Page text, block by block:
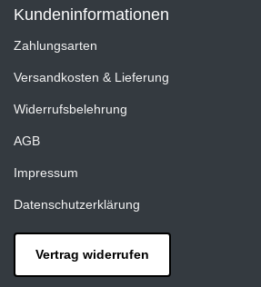
Kundeninformationen
Zahlungsarten
Versandkosten & Lieferung
Widerrufsbelehrung
AGB
Impressum
Datenschutzerklärung
Vertrag widerrufen